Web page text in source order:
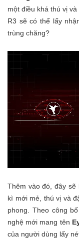
một điều khá thú vị
R3 sẽ có thể lấy
trùng chăng?
Thêm vào đó, đây sẽ
kì mới mẻ, thú vị và
phong. Theo công
nghệ mới mang tên
của người dùng lấy